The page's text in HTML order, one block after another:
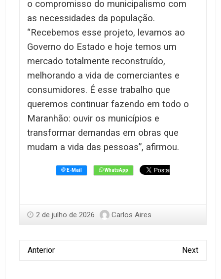
o compromisso do municipalismo com
as necessidades da população.
“Recebemos esse projeto, levamos ao
Governo do Estado e hoje temos um
mercado totalmente reconstruído,
melhorando a vida de comerciantes e
consumidores. É esse trabalho que
queremos continuar fazendo em todo o
Maranhão: ouvir os municípios e
transformar demandas em obras que
mudam a vida das pessoas”, afirmou.
2 de julho de 2026 Carlos Aires
Anterior Next